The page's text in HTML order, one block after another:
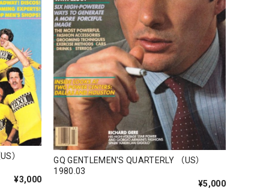
）
¥3,000
GQ GENTLEMEN'S QUARTERLY （US）
1980.03
¥5,000